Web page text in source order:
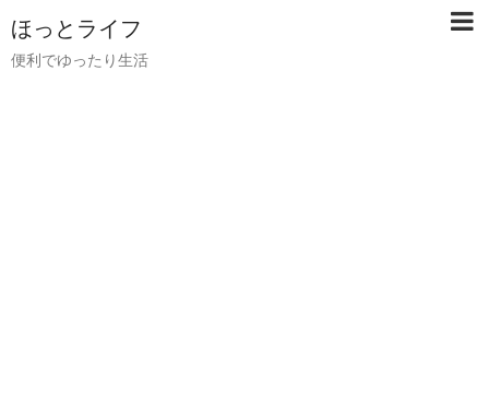
ほっとライフ
便利でゆったり生活